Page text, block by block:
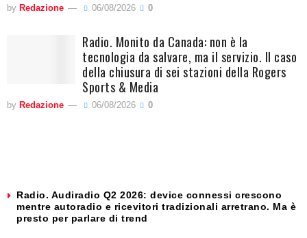
by Redazione 06/08/2026 0
Radio. Monito da Canada: non è la
tecnologia da salvare, ma il servizio. Il caso
della chiusura di sei stazioni della Rogers
Sports & Media
by Redazione 06/08/2026 0
Radio. Audiradio Q2 2026: device connessi crescono
mentre autoradio e ricevitori tradizionali arretrano. Ma è
presto per parlare di trend